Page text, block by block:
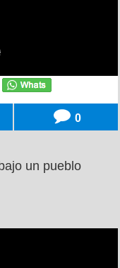
0
un pueblo